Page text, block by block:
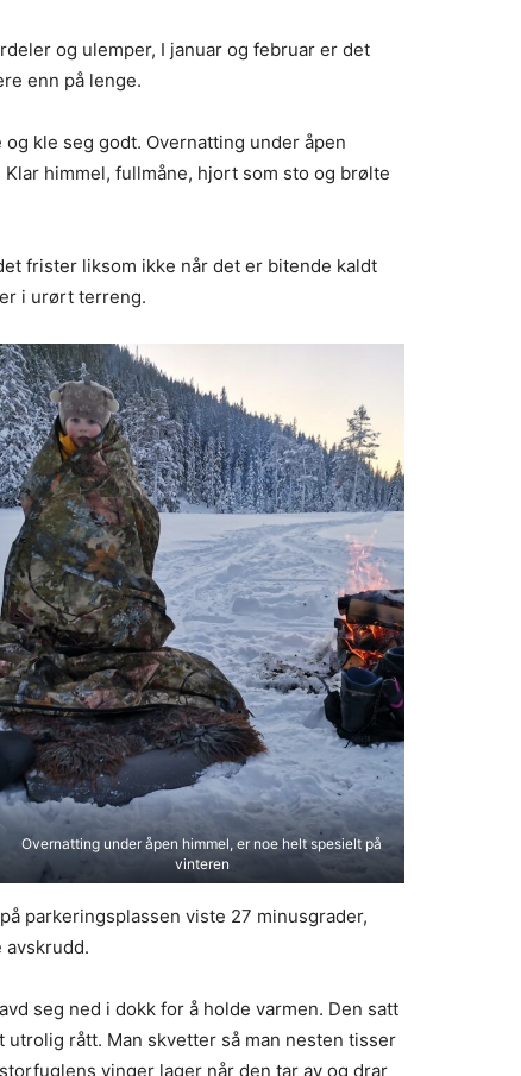
og ulemper, I januar og februar er det
enn på lenge.
kle seg godt. Overnatting under åpen
himmel, fullmåne, hjort som sto og brølte
frister liksom ikke når det er bitende kaldt
i urørt terreng.
Overnatting under åpen himmel, er noe helt spesielt på
vinteren
parkeringsplassen viste 27 minusgrader,
seg ned i dokk for å holde varmen. Den satt
rått. Man skvetter så man nesten tisser
vinger lager når den tar av og drar